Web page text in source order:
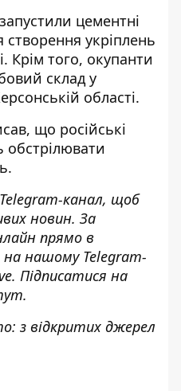
запустили цементні
створення укріплень
Крім того, окупанти
склад у
області.
що російські
.
Telegram-канал, щоб
новин. За
прямо в
на нашому Telegram-
. Підписатися на
.
з відкритих джерел